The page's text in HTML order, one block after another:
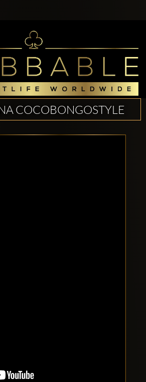
COCOBONGOSTYLE